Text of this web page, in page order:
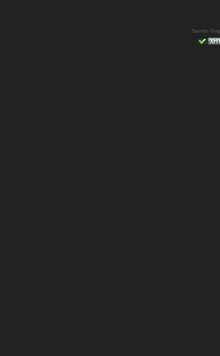
Sandro